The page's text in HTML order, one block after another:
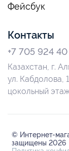
Фейсбук
Контакты
+7 705 924
Казахстан, г.
ул. Кабдолова,
цокольный
© Интернет-
защищены 2026